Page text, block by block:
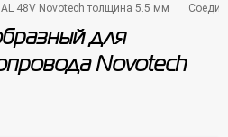
48V Novotech толщина 5.5 мм
для
Novotech